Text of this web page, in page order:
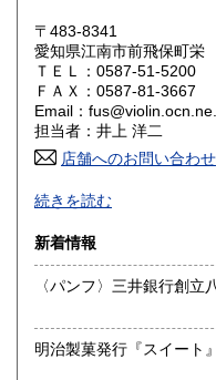
岡山県
山口県 300
香川県
高知県 300
佐賀県
熊本県
沖縄県
〒483-8341
愛知県江南市前飛保町
ＴＥＬ：0587-51-5200
ＦＡＸ：0587-81-3667
Email：
担当者：井上 洋二
店舗へのお問い合わせ
古文書、古地図、刷り物
文献資料等を主体に扱っ
沿線名：名鉄犬山線
最寄駅：江南駅下車
営業時間：10:00〜17:00
書籍の買取について
続きを読む
新着情報
〈パンフ〉三井銀行創立
明治製菓発行『スイート